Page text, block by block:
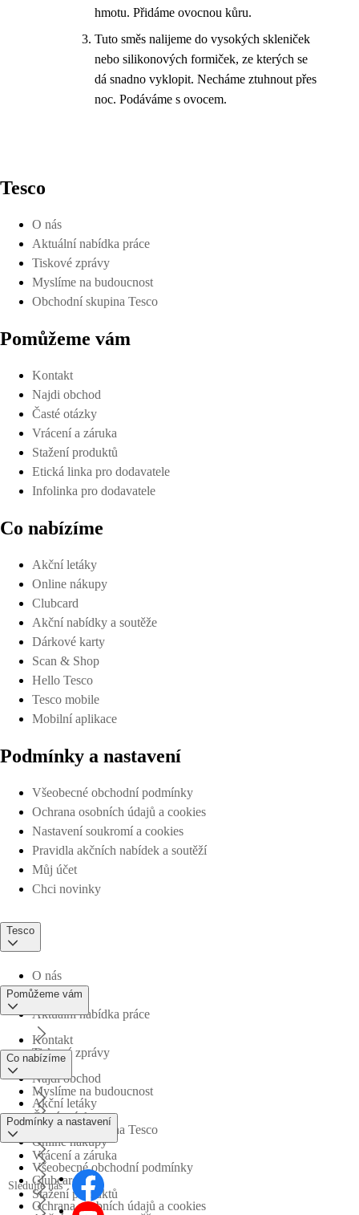
hmotu. Přidáme ovocnou kůru.
Tuto směs nalijeme do vysokých skleniček
nebo silikonových formiček, ze kterých se
dá snadno vyklopit. Necháme ztuhnout přes
noc. Podáváme s ovocem.
Tesco
O nás
Aktuální nabídka práce
Tiskové zprávy
Myslíme na budoucnost
Obchodní skupina Tesco
Pomůžeme vám
Kontakt
Najdi obchod
Časté otázky
Vrácení a záruka
Stažení produktů
Etická linka pro dodavatele
Infolinka pro dodavatele
Co nabízíme
Akční letáky
Online nákupy
Clubcard
Akční nabídky a soutěže
Dárkové karty
Scan & Shop
Hello Tesco
Tesco mobile
Mobilní aplikace
Podmínky a nastavení
Všeobecné obchodní podmínky
Ochrana osobních údajů a cookies
Nastavení soukromí a cookies
Pravidla akčních nabídek a soutěží
Můj účet
Chci novinky
Tesco
O nás
Aktuální nabídka práce
Tiskové zprávy
Myslíme na budoucnost
Obchodní skupina Tesco
Pomůžeme vám
Kontakt
Najdi obchod
Časté otázky
Vrácení a záruka
Stažení produktů
Co nabízíme
Akční letáky
Online nákupy
Clubcard
Podmínky a nastavení
Všeobecné obchodní podmínky
Ochrana osobních údajů a cookies
Sledujte nás